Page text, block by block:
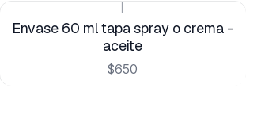
Envase 60 ml tapa spray o crema -
aceite
$650